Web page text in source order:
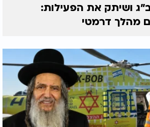
ושיתק את הפעילות:
מהלך דרמטי